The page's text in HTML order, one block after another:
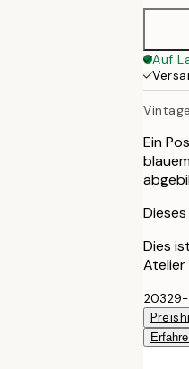
Auf
Ein
Dies